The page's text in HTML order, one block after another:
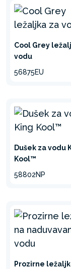
Cool Grey
vodu
56875EU
Dušek za vodu
Kool™
58802NP
Prozirne